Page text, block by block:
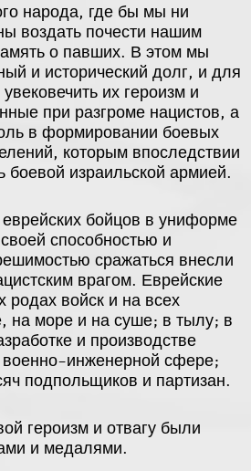
народа, где бы мы ни
воздать почести нашим
о павших. В этом мы
и исторический долг, и для
их героизм и
при разгроме нацистов, а
в формировании боевых
которым впоследствии
боевой израильской армией.
бойцов в униформе
способностью и
сражаться внесли
врагом. Еврейские
войск и на всех
на море и на суше; в тылу; в
и производстве
военно-инженерной сфере;
подпольщиков и партизан.
героизм и отвагу были
и медалями.